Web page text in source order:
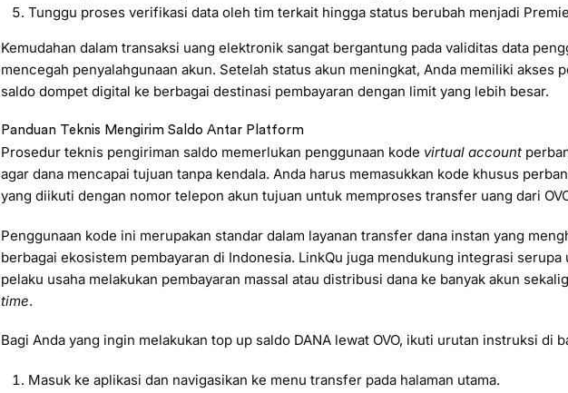
Tunggu proses verifikasi data oleh tim terkait hingga status berubah menjadi
Kemudahan dalam transaksi uang elektronik sangat bergantung pada validitas data
mencegah penyalahgunaan akun. Setelah status akun meningkat, Anda memiliki akses
saldo dompet digital ke berbagai destinasi pembayaran dengan limit yang lebih besar.
Panduan Teknis Mengirim Saldo Antar Platform
Prosedur teknis pengiriman saldo memerlukan penggunaan kode virtual account
agar dana mencapai tujuan tanpa kendala. Anda harus memasukkan kode khusus
yang diikuti dengan nomor telepon akun tujuan untuk memproses transfer uang dari
Penggunaan kode ini merupakan standar dalam layanan transfer dana instan yang
berbagai ekosistem pembayaran di Indonesia. LinkQu juga mendukung integrasi serupa
pelaku usaha melakukan pembayaran massal atau distribusi dana ke banyak akun
time.
Bagi Anda yang ingin melakukan top up saldo DANA lewat OVO, ikuti urutan instruksi di
Masuk ke aplikasi dan navigasikan ke menu transfer pada halaman utama.